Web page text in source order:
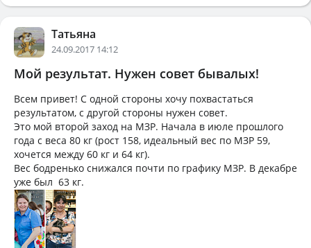
Татьяна
24.09.2017 14:12
Мой результат. Нужен совет бывалых!
Всем привет! С одной стороны хочу похвастаться
результатом, с другой стороны нужен совет.
Это мой второй заход на МЗР. Начала в июле прошлого
года с веса 80 кг (рост 158, идеальный вес по МЗР 59,
хочется между 60 кг и 64 кг).
Вес бодренько снижался почти по графику МЗР. В декабре
уже был 63 кг.